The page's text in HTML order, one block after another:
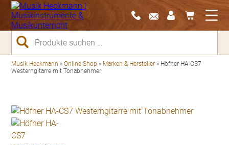
Suchen
nach:
Musik Heckmann »Online Shop » Marken & Hersteller » Höfner HA-CS7
Westerngitarre mit Tonabnehmer